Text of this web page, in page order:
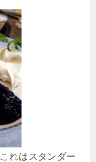
れはスタンダー